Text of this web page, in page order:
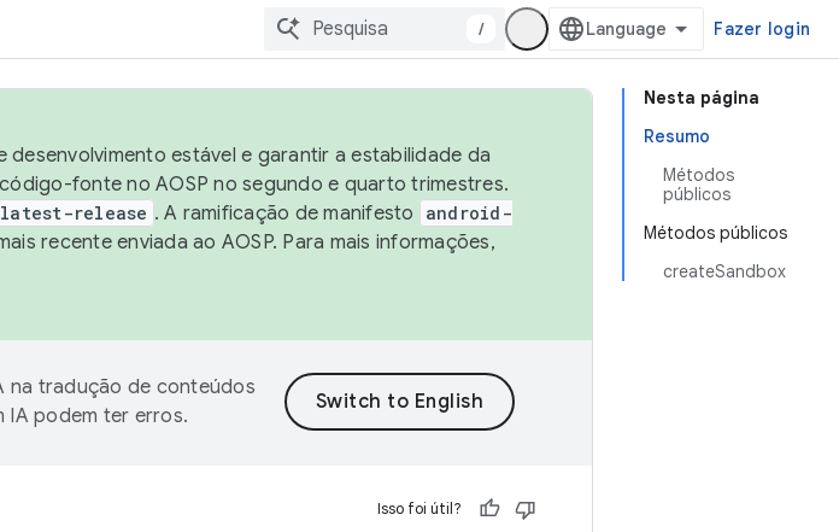
/ Fazer login
Nesta página
Resumo
Métodos
públicos
Métodos públicos
createSandbox
desenvolvimento estável e garantir a estabilidade da
fonte no AOSP no segundo e quarto trimestres.
release . A ramificação de manifesto
android-
recente enviada ao AOSP. Para mais informações,
na tradução de conteúdos
IA podem ter erros.
Isso foi útil?